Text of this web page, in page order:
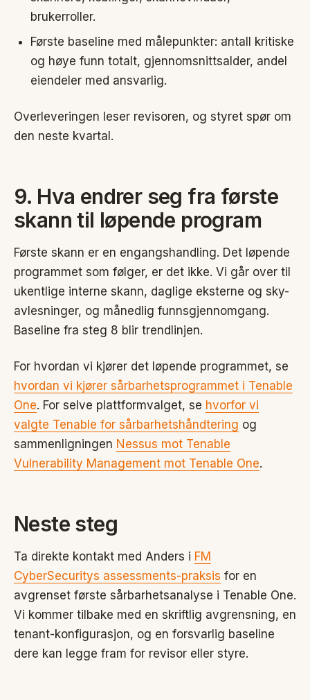
brukerroller.
Første baseline med målepunkter: antall kritiske
og høye funn totalt, gjennomsnittsalder, andel
eiendeler med ansvarlig.
Overleveringen leser revisoren, og styret spør om
den neste kvartal.
9. Hva endrer seg fra første
skann til løpende program
Første skann er en engangshandling. Det løpende
programmet som følger, er det ikke. Vi går over til
ukentlige interne skann, daglige eksterne og sky-
avlesninger, og månedlig funnsgjennomgang.
Baseline fra steg 8 blir trendlinjen.
For hvordan vi kjører det løpende programmet, se
hvordan vi kjører sårbarhetsprogrammet i Tenable
One. For selve plattformvalget, se hvorfor vi
valgte Tenable for sårbarhetshåndtering og
sammenligningen Nessus mot Tenable
Vulnerability Management mot Tenable One.
Neste steg
Ta direkte kontakt med Anders i FM
CyberSecuritys assessments-praksis for en
avgrenset første sårbarhetsanalyse i Tenable One.
Vi kommer tilbake med en skriftlig avgrensning, en
tenant-konfigurasjon, og en forsvarlig baseline
dere kan legge fram for revisor eller styre.